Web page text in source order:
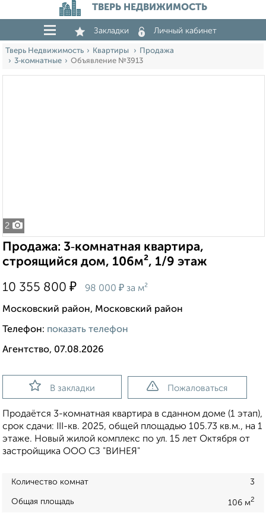
ТВЕРЬ НЕДВИЖИМОСТЬ
Закладки Личный кабинет
Тверь Недвижимость Квартиры
Продажа
3‑комнатные
Объявление №3913
2
Продажа: 3‑комнатная квартира,
строящийся дом, 106м², 1/9 этаж
10 355 800 ₽ 98 000 ₽ за м²
Московский район, Московский район
Телефон: показать телефон
Агентство, 07.08.2026
В закладки Пожаловаться
Продаётся 3-комнатная квартира в сданном доме (1 этап),
срок сдачи: III-кв. 2025, общей площадью 105.73 кв.м., на 1
этаже. Новый жилой комплекс по ул. 15 лет Октября от
застройщика ООО СЗ "ВИНЕЯ"
Количество комнат 3
Общая площадь 106 м2